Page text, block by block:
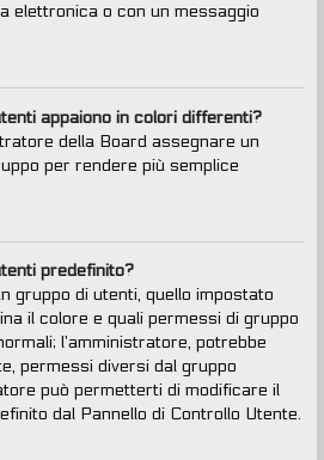
elettronica o con un messaggio
appaiono in colori differenti?
della Board assegnare un
per rendere più semplice
predefinito?
gruppo di utenti, quello impostato
il colore e quali permessi di gruppo
l’amministratore, potrebbe
permessi diversi dal gruppo
può permetterti di modificare il
dal Pannello di Controllo Utente.